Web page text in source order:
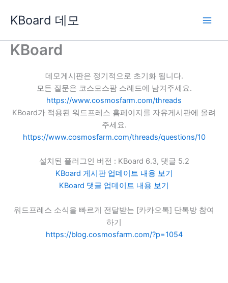
로
KBoard 데모
KBoard
데모게시판은 정기적으로 초기화 됩니다.
모든 질문은 코스모스팜 스레드에 남겨주세요.
https://www.cosmosfarm.com/threads
KBoard가 적용된 워드프레스 홈페이지를 자유게시판에 올려
주세요.
https://www.cosmosfarm.com/threads/questions/10
설치된 플러그인 버전 : KBoard 6.3, 댓글 5.2
KBoard 게시판 업데이트 내용 보기
KBoard 댓글 업데이트 내용 보기
워드프레스 소식을 빠르게 전달받는 [카카오톡] 단톡방 참여
하기
https://blog.cosmosfarm.com/?p=1054